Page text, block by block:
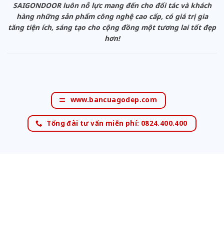
SAIGONDOOR luôn nỗ lực mang đến cho đối tác và khách
hàng những sản phẩm công nghệ cao cấp, có giá trị gia
tăng tiện ích, sáng tạo cho cộng đồng một tương lai tốt đẹp
hơn!
www.bancuagodep.com
Tổng đài tư vấn miễn phí: 0824.400.400